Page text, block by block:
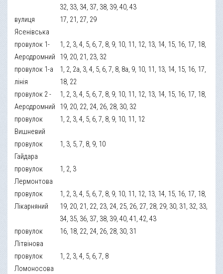
32, 33, 34, 37, 38, 39, 40, 43
вулиця
Ясенівська
17, 21, 27, 29
провулок 1-
Аеродромний
1, 2, 3, 4, 5, 6, 7, 8, 9, 10, 11, 12, 13, 14, 15, 16, 17, 18,
19, 20, 21, 23, 32
провулок 1-а
лінія
1, 2, 2а, 3, 4, 5, 6, 7, 8, 8а, 9, 10, 11, 13, 14, 15, 16, 17,
18, 22
провулок 2 -
Аеродромний
1, 2, 3, 4, 5, 6, 7, 8, 9, 10, 11, 12, 13, 14, 15, 16, 17, 18,
19, 20, 22, 24, 26, 28, 30, 32
провулок
Вишневий
1, 2, 3, 4, 5, 6, 7, 8, 9, 10, 11, 12
провулок
Гайдара
1, 3, 5, 7, 8, 9, 10
провулок
Лермонтова
1, 2, 3
провулок
Лікарняний
1, 2, 3, 4, 5, 6, 7, 8, 9, 10, 11, 12, 13, 14, 15, 16, 17, 18,
19, 20, 21, 22, 23, 24, 25, 26, 27, 28, 29, 30, 31, 32, 33,
34, 35, 36, 37, 38, 39, 40, 41, 42, 43
провулок
Літвінова
16, 18, 22, 24, 26, 28, 30, 31
провулок
Ломоносова
1, 2, 3, 4, 5, 6, 7, 8